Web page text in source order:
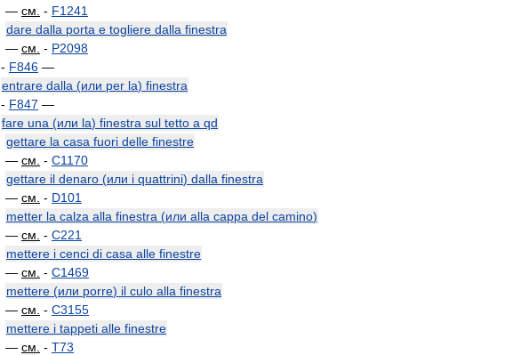
— см - F1241
dare dalla porta e togliere dalla finestra
— см - P2098
- F846 —
entrare dalla (или per la) finestra
- F847 —
fare una (или la) finestra sul tetto a qd
gettare la casa fuori delle finestre
— см - C1170
gettare il denaro (или i quattrini) dalla finestra
— см - D101
metter la calza alla finestra (или alla cappa del camino)
— см - C221
mettere i cenci di casa alle finestre
— см - C1469
mettere (или porre) il culo alla finestra
— см - C3155
mettere i tappeti alle finestre
— см - T73